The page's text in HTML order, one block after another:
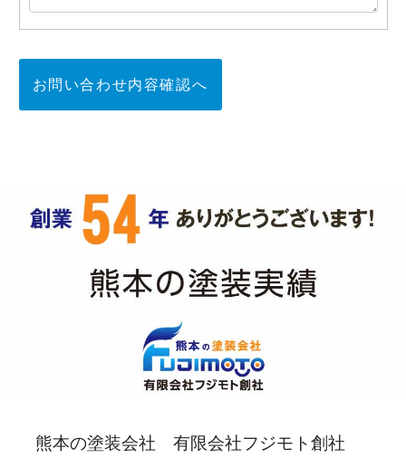
お問い合わせ内容確認へ
熊本の塗装会社 有限会社フジモト創社